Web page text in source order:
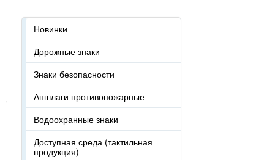
Новинки
Дорожные знаки
Знаки безопасности
Аншлаги противопожарные
Водоохранные знаки
Доступная среда (тактильная
продукция)